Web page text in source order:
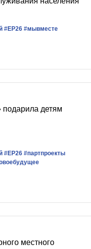
#ЕР26 #мывместе
детям
#ЕР26 #партпроекты
местного